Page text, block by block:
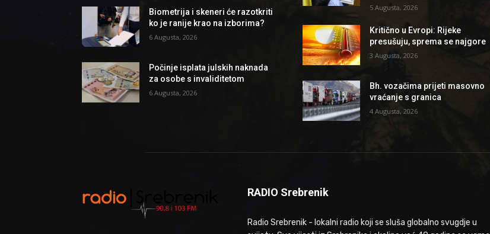
Biometrija i skeneri će razotkriti
ko je ranije krao na izborima?
6 Augusta, 2026
Počinje isplata julskih naknada
za osobe s invaliditetom
6 Augusta, 2026
5 Augusta, 2026
Kritično u Evropi: Rijeke
presušuju, sprema se najgore
3 Augusta, 2026
Bh. vozačima prijeti masovno
vraćanje s granica
4 Augusta, 2026
RADIO Srebrenik
Radio Srebrenik - lokalni radio koji se sluša globalno svugdje u